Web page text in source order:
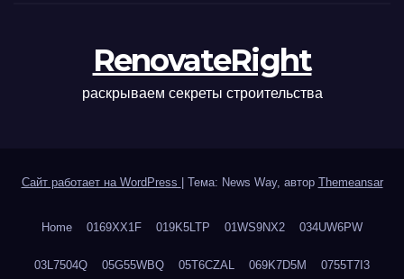
RenovateRight
раскрываем секреты строительства
Сайт работает на WordPress Тема: News Way, автор Themeansar
Home 0169XX1F 019K5LTP 01WS9NX2 034UW6PW
03L7504Q 05G55WBQ 05T6CZAL 069K7D5M 0755T7I3